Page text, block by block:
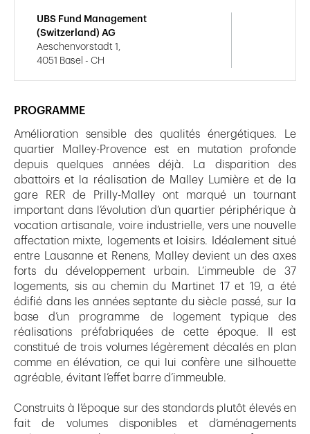
PROGRAMME
Amélioration sensible des qualités énergétiques. Le
quartier Malley-Provence est en mutation profonde
depuis quelques années déjà. La disparition des
abattoirs et la réalisation de Malley Lumière et de la
gare RER de Prilly-Malley ont marqué un tournant
important dans l’évolution d’un quartier périphérique à
vocation artisanale, voire industrielle, vers une nouvelle
affectation mixte, logements et loisirs. Idéalement situé
entre Lausanne et Renens, Malley devient un des axes
forts du développement urbain. L’immeuble de 37
logements, sis au chemin du Martinet 17 et 19, a été
édifié dans les années septante du siècle passé, sur la
base d’un programme de logement typique des
réalisations préfabriquées de cette époque. Il est
constitué de trois volumes légèrement décalés en plan
comme en élévation, ce qui lui confère une silhouette
agréable, évitant l’effet barre d’immeuble.
Construits à l’époque sur des standards plutôt élevés en
fait de volumes disponibles et d’aménagements
UBS Fund Management
(Switzerland) AG
Aeschenvorstadt 1,
4051 Basel - CH